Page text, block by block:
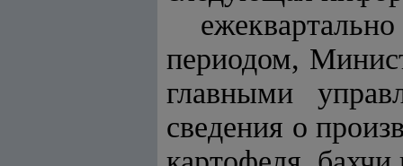
периодом,
главными
сведения о